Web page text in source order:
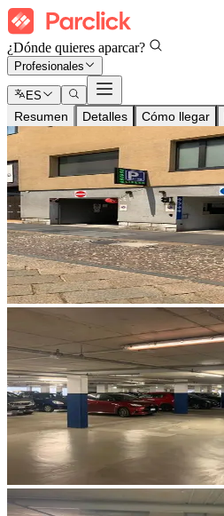
¿Dónde quieres aparcar?
Profesionales
ES
Resumen Detalles Cómo llegar